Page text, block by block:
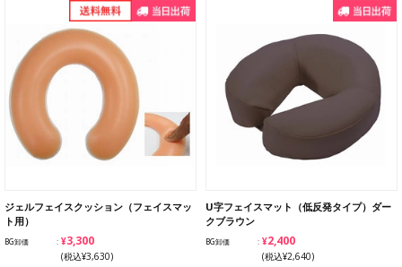
ジェルフェイスクッション（フェイスマッ
ト用）
BG卸価 ¥3,300
(税込¥3,630)
U字フェイスマット（低反発タイプ）ダー
クブラウン
BG卸価 ¥2,400
(税込¥2,640)